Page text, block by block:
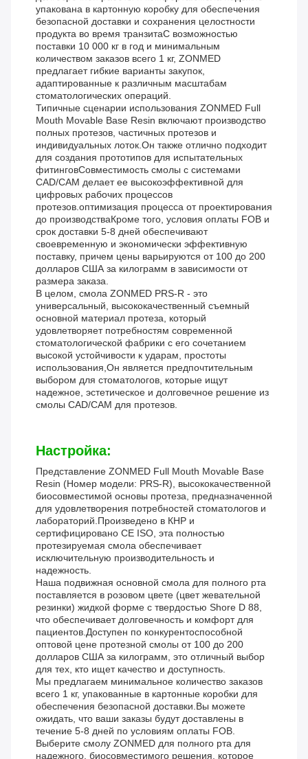
упакована в картонную коробку для обеспечения
безопасной доставки и сохранения целостности
продукта во время транзитаС возможностью
поставки 10 000 кг в год и минимальным
количеством заказов всего 1 кг, ZONMED
предлагает гибкие варианты закупок,
адаптированные к различным масштабам
стоматологических операций.
Типичные сценарии использования ZONMED Full
Mouth Movable Base Resin включают производство
полных протезов, частичных протезов и
индивидуальных лоток.Он также отлично подходит
для создания прототипов для испытательных
фитинговСовместимость смолы с системами
CAD/CAM делает ее высокоэффективной для
цифровых рабочих процессов
протезов.оптимизация процесса от проектирования
до производстваКроме того, условия оплаты FOB и
срок доставки 5-8 дней обеспечивают
своевременную и экономически эффективную
поставку, причем цены варьируются от 100 до 200
долларов США за килограмм в зависимости от
размера заказа.
В целом, смола ZONMED PRS-R - это
универсальный, высококачественный съемный
основной материал протеза, который
удовлетворяет потребностям современной
стоматологической фабрики с его сочетанием
высокой устойчивости к ударам, простоты
использования,Он является предпочтительным
выбором для стоматологов, которые ищут
надежное, эстетическое и долговечное решение из
смолы CAD/CAM для протезов.
Настройка:
Представление ZONMED Full Mouth Movable Base
Resin (Номер модели: PRS-R), высококачественной
биосовместимой основы протеза, предназначенной
для удовлетворения потребностей стоматологов и
лабораторий.Произведено в КНР и
сертифицировано CE ISO, эта полностью
протезируемая смола обеспечивает
исключительную производительность и
надежность.
Наша подвижная основной смола для полного рта
поставляется в розовом цвете (цвет жевательной
резинки) жидкой форме с твердостью Shore D 88,
что обеспечивает долговечность и комфорт для
пациентов.Доступен по конкурентоспособной
оптовой цене протезной смолы от 100 до 200
долларов США за килограмм, это отличный выбор
для тех, кто ищет качество и доступность.
Мы предлагаем минимальное количество заказов
всего 1 кг, упакованные в картонные коробки для
обеспечения безопасной доставки.Вы можете
ожидать, что ваши заказы будут доставлены в
течение 5-8 дней по условиям оплаты FOB.
Выберите смолу ZONMED для полного рта для
надежного, биосовместимого решения, которое